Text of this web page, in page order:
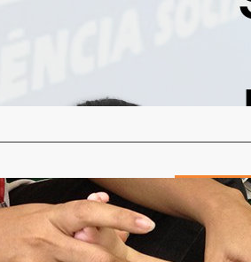
O INSS
Read More…
Saúde &
INSS
especial
Redação